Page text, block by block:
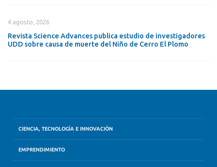
4 agosto, 2026
Revista Science Advances publica estudio de investigadores
UDD sobre causa de muerte del Niño de Cerro El Plomo
CIENCIA, TECNOLOGÍA E INNOVACIÓN
EMPRENDIMIENTO